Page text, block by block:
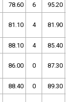
78.60 6 95.20
81.10 4 81.90
88.10 4 85.40
86.00 0 87.30
88.40 0 89.30